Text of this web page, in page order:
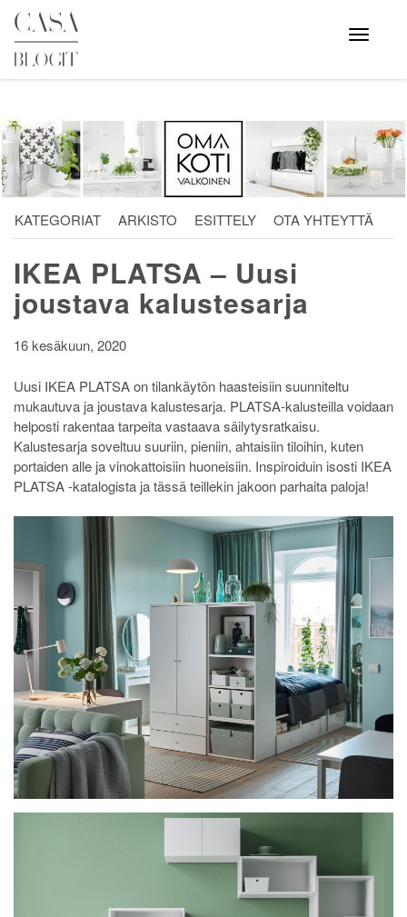
Skip
content
Avaa
valikko
KATEGORIAT ARKISTO ESITTELY OTA YHTEYTTÄ
IKEA PLATSA – Uusi
joustava kalustesarja
16 kesäkuun, 2020
Uusi IKEA PLATSA on tilankäytön haasteisiin suunniteltu
mukautuva ja joustava kalustesarja. PLATSA-kalusteilla voidaan
helposti rakentaa tarpeita vastaava säilytysratkaisu.
Kalustesarja soveltuu suuriin, pieniin, ahtaisiin tiloihin, kuten
portaiden alle ja vinokattoisiin huoneisiin. Inspiroiduin isosti IKEA
PLATSA -katalogista ja tässä teillekin jakoon parhaita paloja!